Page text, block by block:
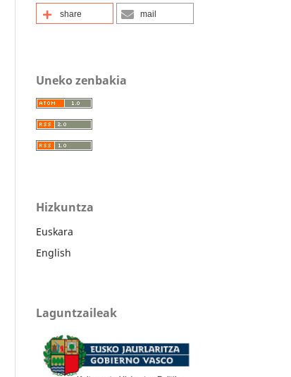
share mail
Uneko zenbakia
Hizkuntza
Euskara
English
Laguntzaileak